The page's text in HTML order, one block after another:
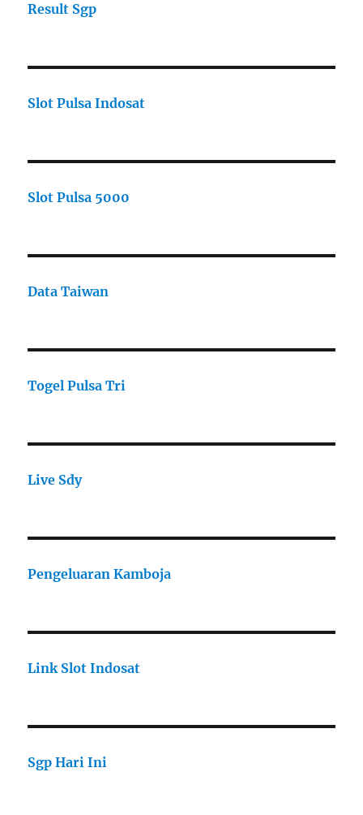
Result Sgp
Slot Pulsa Indosat
Slot Pulsa 5000
Data Taiwan
Togel Pulsa Tri
Live Sdy
Pengeluaran Kamboja
Link Slot Indosat
Sgp Hari Ini